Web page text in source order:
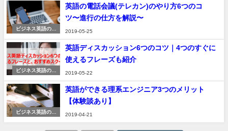
ビジネス英語のコ
英語の電話会議(テレカン)のやり方6つのコ
ツ〜進行の仕方を解説〜
2019-05-25
ビジネス英語のコ
英語ディスカッション6つのコツ｜4つのすぐに
使えるフレーズも紹介
2019-05-22
ビジネス英語のコ
英語ができる理系エンジニア3つのメリット
【体験談あり】
2019-04-21